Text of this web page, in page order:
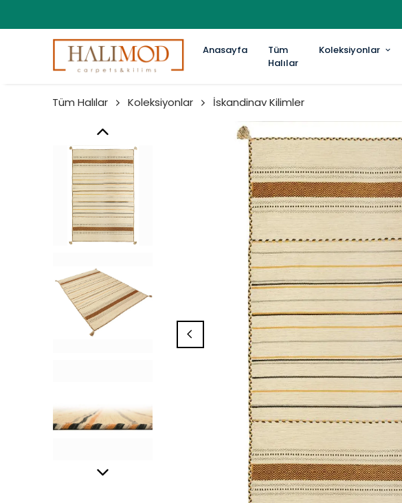
Anasayfa
Tüm
Halılar
Koleksiyonlar
Tüm Halılar Koleksiyonlar İskandinav Kilimler